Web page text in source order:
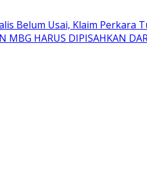
Belum Usai, Klaim Perkara
MBG HARUS DIPISAHKAN